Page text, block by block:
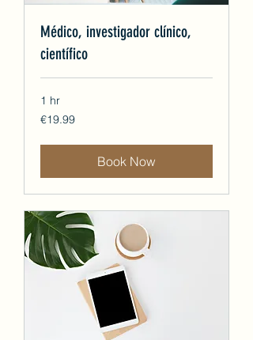
Médico, investigador clínico,
científico
1 hr
19.99
euros
€19.99
Book Now